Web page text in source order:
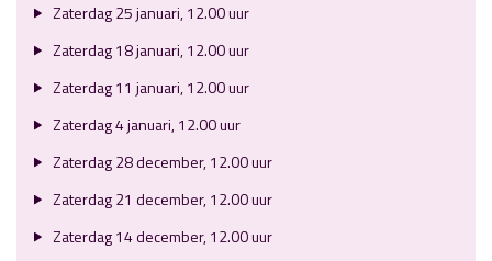
Zaterdag 25 januari, 12.00 uur
Zaterdag 18 januari, 12.00 uur
Zaterdag 11 januari, 12.00 uur
Zaterdag 4 januari, 12.00 uur
Zaterdag 28 december, 12.00 uur
Zaterdag 21 december, 12.00 uur
Zaterdag 14 december, 12.00 uur